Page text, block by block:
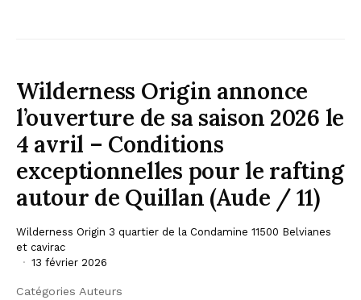
Wilderness Origin annonce
l’ouverture de sa saison 2026 le
4 avril – Conditions
exceptionnelles pour le rafting
autour de Quillan (Aude / 11)
Wilderness Origin 3 quartier de la Condamine 11500 Belvianes
et cavirac
13 février 2026
Catégories Auteurs